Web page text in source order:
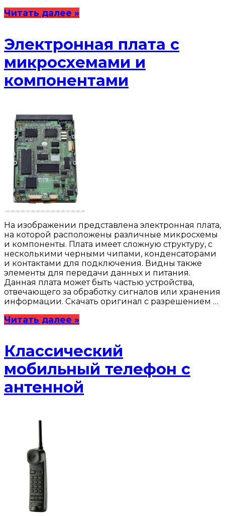
Читать далее »
Электронная плата с
микросхемами и
компонентами
На изображении представлена электронная плата,
на которой расположены различные микросхемы
и компоненты. Плата имеет сложную структуру, с
несколькими черными чипами, конденсаторами
и контактами для подключения. Видны также
элементы для передачи данных и питания.
Данная плата может быть частью устройства,
отвечающего за обработку сигналов или хранения
информации. Скачать оригинал с разрешением …
Читать далее »
Классический
мобильный телефон с
антенной